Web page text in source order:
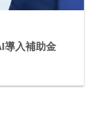
導入補助金